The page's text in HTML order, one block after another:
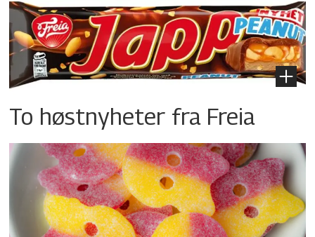
To høstnyheter fra Freia